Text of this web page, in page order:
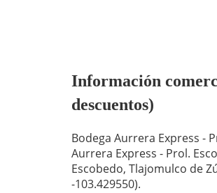
Información
descuentos)
Bodega Aurrera Express -
Aurrera Express - Prol.
Escobedo, Tlajomulco de
-103.429550).